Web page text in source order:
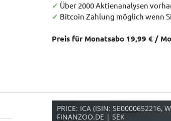
✓ Über 2000 Aktienanalysen
✓ Bitcoin Zahlung möglich wenn
Preis für Monatsabo 19,99 € /
PRICE: ICA (ISIN: SE0000652216,
FINANZOO.DE | SEK